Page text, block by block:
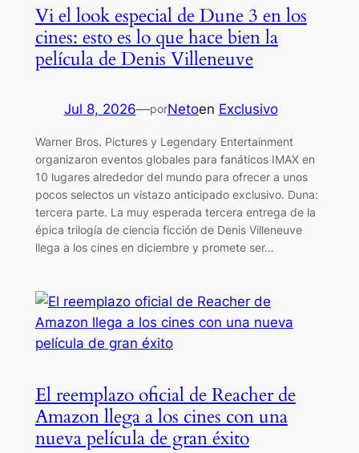
Vi el look especial de Dune 3 en los
cines: esto es lo que hace bien la
película de Denis Villeneuve
Jul 8, 2026—porNetoen Exclusivo
Warner Bros. Pictures y Legendary Entertainment
organizaron eventos globales para fanáticos IMAX en
10 lugares alrededor del mundo para ofrecer a unos
pocos selectos un vistazo anticipado exclusivo. Duna:
tercera parte. La muy esperada tercera entrega de la
épica trilogía de ciencia ficción de Denis Villeneuve
llega a los cines en diciembre y promete ser…
El reemplazo oficial de Reacher de
Amazon llega a los cines con una
nueva película de gran éxito